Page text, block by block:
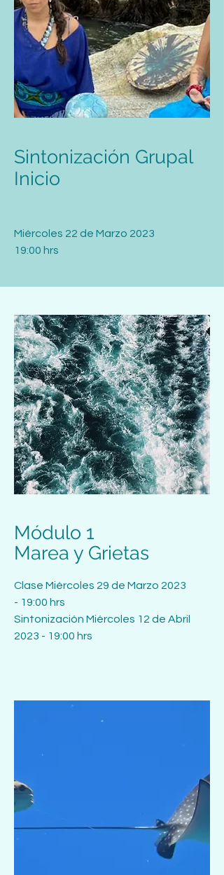
Sintonización Grupal
Inicio
Miércoles 22 de Marzo 2023
19:00 hrs
Módulo 1
Marea y Grietas
Clase Miércoles 29 de Marzo 2023
- 19:00 hrs
Sintonización Miércoles 12 de Abril
2023 - 19:00 hrs